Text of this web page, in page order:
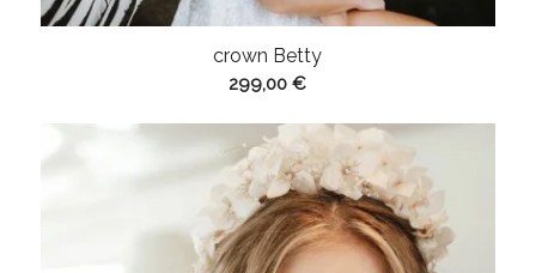
crown Betty
299,00€